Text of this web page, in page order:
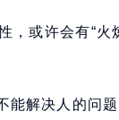
，或许会有“火
能解决人的问